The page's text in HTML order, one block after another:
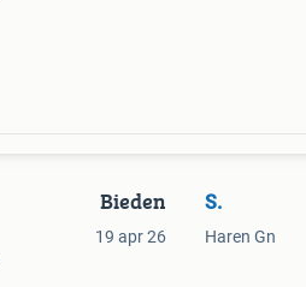
Bieden
19 apr 26
S.
Haren Gn